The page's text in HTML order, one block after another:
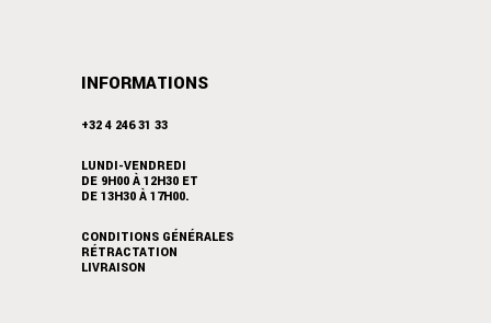
INFORMATIONS
+32 4 246 31 33
LUNDI-VENDREDI
DE 9H00 À 12H30 ET
DE 13H30 À 17H00.
CONDITIONS GÉNÉRALES
RÉTRACTATION
LIVRAISON